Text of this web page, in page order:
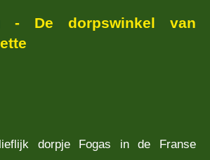
- De dorpswinkel van
dorpje Fogas in de Franse